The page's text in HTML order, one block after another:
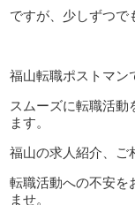
ですが、少しずつで
福山転職ポストマン
スムーズに転職活動
ます。
福山の求人紹介、ご
転職活動への不安を
ませ。